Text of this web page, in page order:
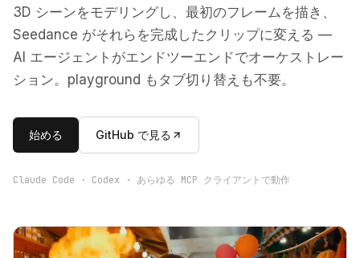
3D シーンをモデリングし、最初のフレームを描き、
Seedance がそれらを完成したクリップに変える —
AI エージェントがエンドツーエンドでオーケストレー
ション。playground もタブ切り替えも不要。
始める GitHub で見る
Claude Code · Codex · あらゆる MCP クライアントで動作